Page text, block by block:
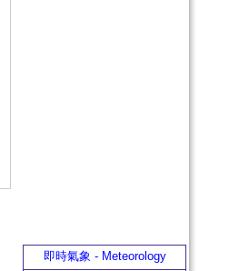
即時氣象 - Meteorology